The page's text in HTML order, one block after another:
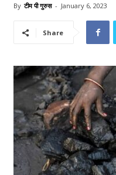
By टीम पी गुरुस - January 6, 2023
Share